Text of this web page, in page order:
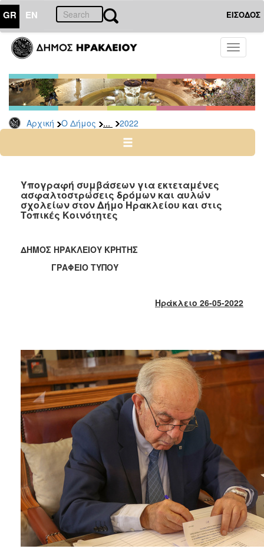
GR EN ΕΙΣΟΔΟΣ
Toggle
Αρχική Ο Δήμος ... 2022
ΔΗΜΟΣ
Δελτία
Τύπου
Αρχείο
2026
2024
2022
2021
2019
2018
2012
2011
2010
2006
ΤΟΠΟΣ
ΠΟΛΙΤΙΣΜΟΣ
ΑΝΘΕΚΤΙΚΗ
ΠΟΛΗ
Υπογραφή συμβάσεων για εκτεταμένες
ασφαλτοστρώσεις δρόμων και αυλών
σχολείων στον Δήμο Ηρακλείου και στις
Τοπικές Κοινότητες
ΔΗΜΟΣ ΗΡΑΚΛΕΙΟΥ ΚΡΗΤΗΣ
ΓΡΑΦΕΙΟ ΤΥΠΟΥ
Ηράκλειο 26-05-2022